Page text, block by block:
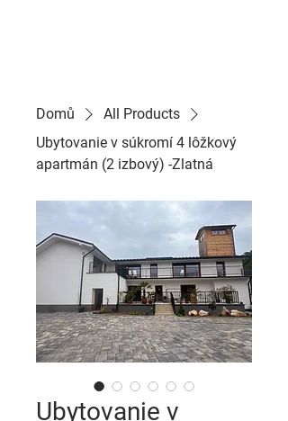
Domů
All Products
Ubytovanie v súkromí 4 lôžkový
apartmán (2 izbový) -Zlatná
Ubytovanie v